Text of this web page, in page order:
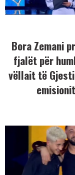
Bora Zemani
fjalët për
vëllait të
emisionit